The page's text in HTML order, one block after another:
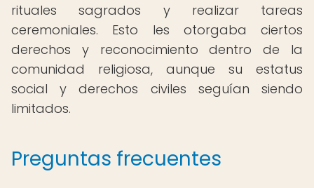
rituales sagrados y realizar tareas
ceremoniales. Esto les otorgaba ciertos
derechos y reconocimiento dentro de la
comunidad religiosa, aunque su estatus
social y derechos civiles seguían siendo
limitados.
Preguntas frecuentes